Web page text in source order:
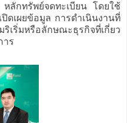
ลักทรัพย์จดทะเบียน โดยใช้
ดเผยข้อมูล การดำเนินงานที่
เริ่มหรือลักษณะธุรกิจที่เกี่ยว
าร